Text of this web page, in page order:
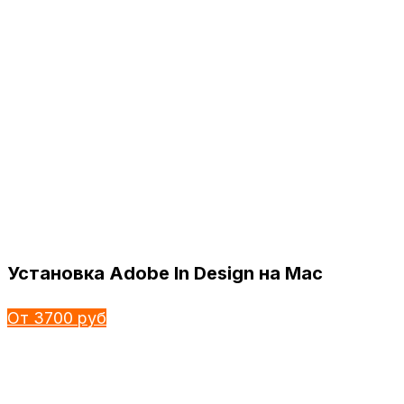
Установка Adobe In Design на Mac
От 3700 руб